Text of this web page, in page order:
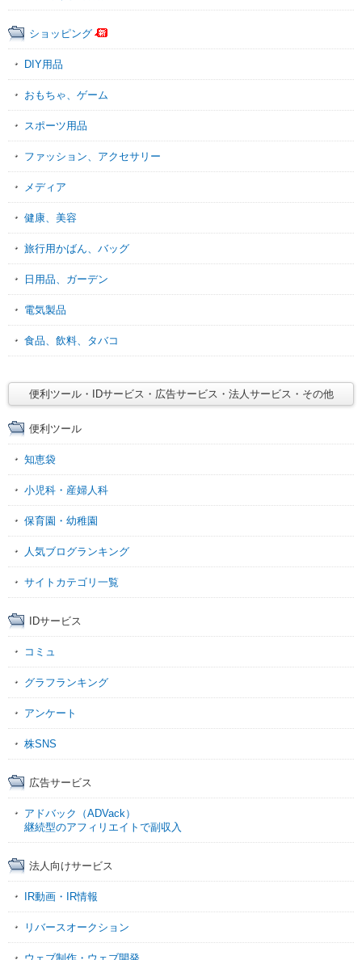
ショッピング
DIY用品
おもちゃ、ゲーム
スポーツ用品
ファッション、アクセサリー
メディア
健康、美容
旅行用かばん、バッグ
日用品、ガーデン
電気製品
食品、飲料、タバコ
便利ツール・IDサービス・広告サービス・法人サービス・その他
便利ツール
知恵袋
小児科・産婦人科
保育園・幼稚園
人気ブログランキング
サイトカテゴリ一覧
IDサービス
コミュ
グラフランキング
アンケート
株SNS
広告サービス
アドバック（ADVack）
継続型のアフィリエイトで副収入
法人向けサービス
IR動画・IR情報
リバースオークション